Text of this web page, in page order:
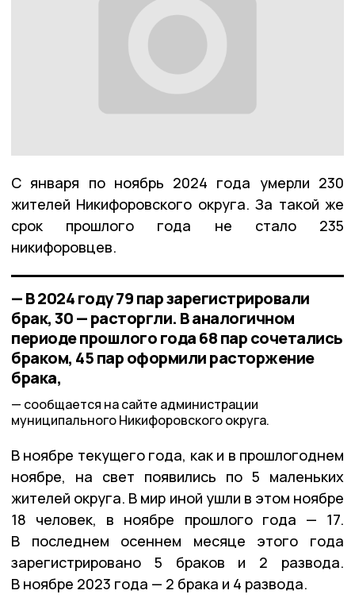
С января по ноябрь 2024 года умерли 230
жителей Никифоровского округа. За такой же
срок прошлого года не стало 235
никифоровцев.
— В 2024 году 79 пар зарегистрировали
брак, 30 — расторгли. В аналогичном
периоде прошлого года 68 пар сочетались
браком, 45 пар оформили расторжение
брака,
сообщается на сайте администрации
муниципального Никифоровского округа.
В ноябре текущего года, как и в прошлогоднем
ноябре, на свет появились по 5 маленьких
жителей округа. В мир иной ушли в этом ноябре
18 человек, в ноябре прошлого года — 17.
В последнем осеннем месяце этого года
зарегистрировано 5 браков и 2 развода.
В ноябре 2023 года — 2 брака и 4 развода.